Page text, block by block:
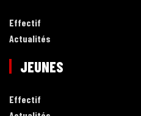
Effectif
Actualités
JEUNES
Effectif